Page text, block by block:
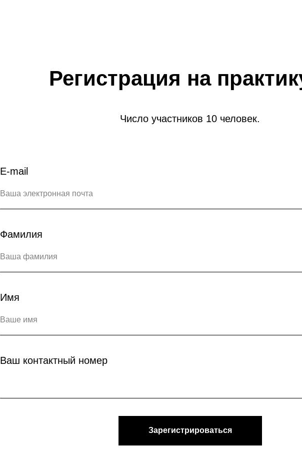
Регистрация на
Число участников 10 человек.
E-mail
Фамилия
Имя
Ваш контактный номер
Зарегистрироваться